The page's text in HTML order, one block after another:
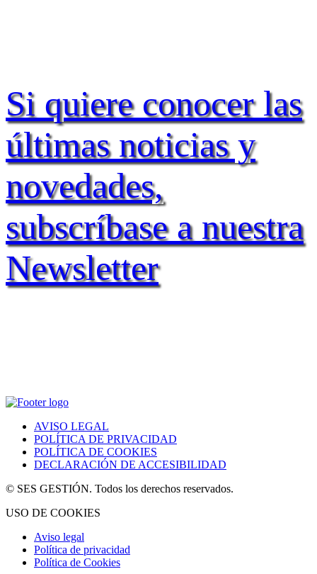
Si quiere conocer las
últimas noticias y
novedades,
subscríbase a nuestra
Newsletter
AVISO LEGAL
POLÍTICA DE PRIVACIDAD
POLÍTICA DE COOKIES
DECLARACIÓN DE ACCESIBILIDAD
© SES GESTIÓN. Todos los derechos reservados.
USO DE COOKIES
Aviso legal
Política de privacidad
Política de Cookies